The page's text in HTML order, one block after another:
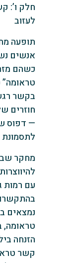
חלק ו’:
לעזוב
תופעה
אנשים
כשהם
בקשר
חוזרים
— דפוס
מחקר
עם רמות
נמצאים
טראומה,
הזנחה
קשר